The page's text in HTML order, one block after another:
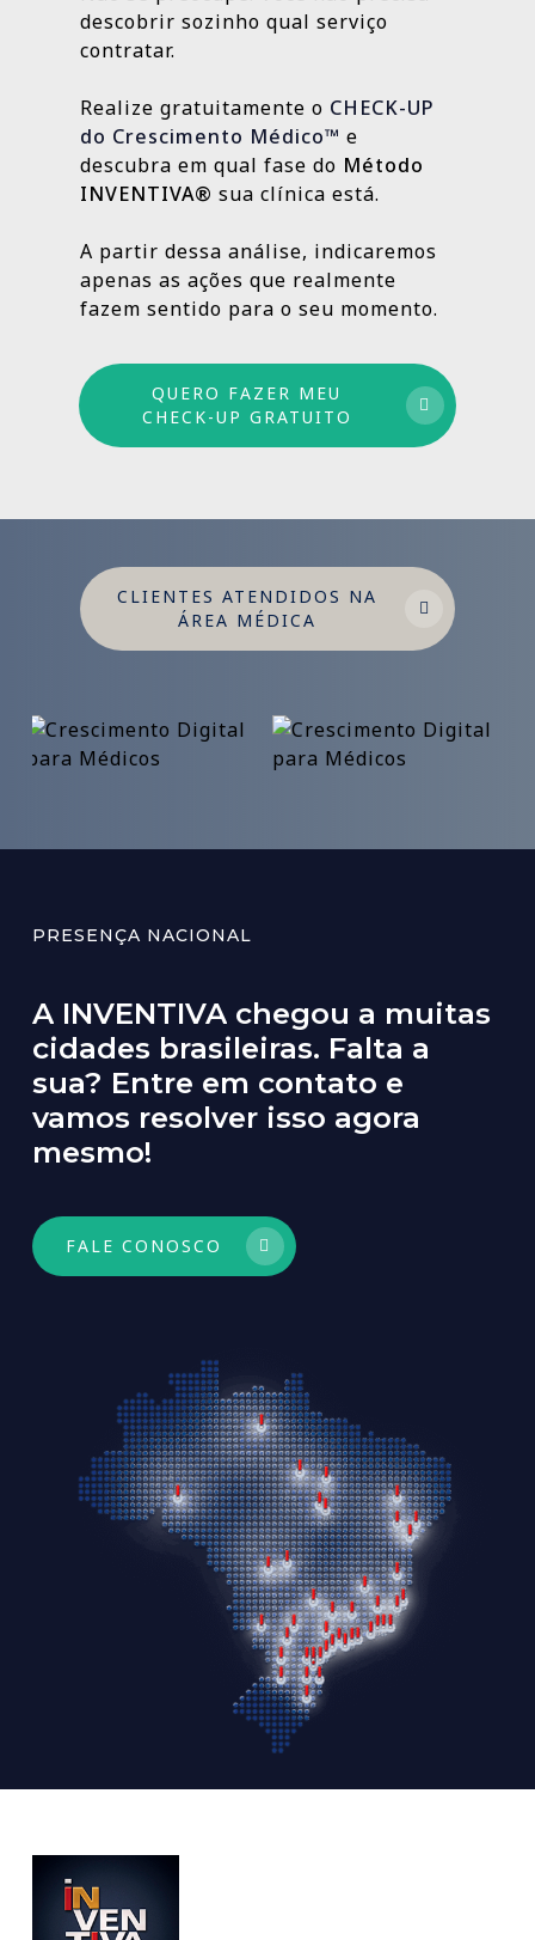
Fazer meu CHECK-UP Gratuito
resultados e aprimorando o que ainda
pode crescer.
Outras, como SEO Médico, Gestão do Blog e
construção de autoridade digital, são
resultados sólidos e duradouros ao longo
do tempo.
Por isso trabalhamos com um método
médio e longo prazo para garantir
crescimento sustentável.
descobrir sozinho qual serviço
contratar.
Realize gratuitamente o CHECK-UP
do Crescimento Médico™ e
descubra em qual fase do Método
INVENTIVA® sua clínica está.
A partir dessa análise, indicaremos
apenas as ações que realmente
fazem sentido para o seu momento.
QUERO FAZER MEU
CHECK-UP GRATUITO
CLIENTES ATENDIDOS NA
ÁREA MÉDICA
PRESENÇA NACIONAL
A INVENTIVA chegou a muitas
cidades brasileiras. Falta a
sua? Entre em contato e
vamos resolver isso agora
mesmo!
FALE CONOSCO